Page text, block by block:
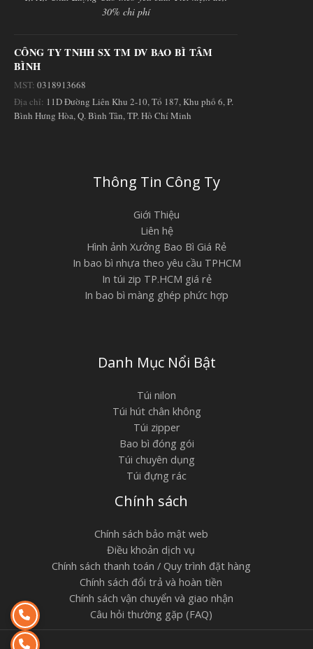
30% chi phí
CÔNG TY TNHH SX TM DV BAO BÌ TÂM
BÌNH
MST: 0318913668
Địa chỉ: 11D Đường Liên Khu 2-10, Tổ 187, Khu phố 6, P.
Bình Hưng Hòa, Q. Bình Tân, TP. Hồ Chí Minh
Thông Tin Công Ty
Giới Thiệu
Liên hệ
Hình ảnh Xưởng Bao Bì Giá Rẻ
In bao bì nhựa theo yêu cầu TPHCM
In túi zip TP.HCM giá rẻ
In bao bì màng ghép phức hợp
Danh Mục Nổi Bật
Túi nilon
Túi hút chân không
Túi zipper
Bao bì đóng gói
Túi chuyên dụng
Túi đựng rác
Chính sách
Chính sách bảo mật web
Điều khoản dịch vụ
Chính sách thanh toán / Quy trình đặt hàng
Chính sách đổi trả và hoàn tiền
Chính sách vận chuyển và giao nhận
Câu hỏi thường gặp (FAQ)